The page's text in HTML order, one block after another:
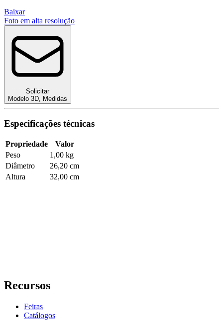
Baixar
Foto em alta resolução
Solicitar
Modelo 3D
Medidas
Especificações técnicas
Propriedade
Valor
Peso
1,00 kg
Diâmetro
26,20 cm
Altura
32,00 cm
Recursos
Feiras
Catálogos